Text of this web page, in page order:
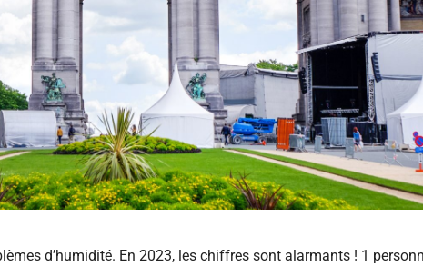
d’humidité. En 2023, les chiffres sont alarmants ! 1